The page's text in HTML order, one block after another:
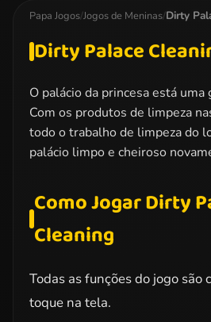
Papa Jogos/Jogos de Meninas/Dirty
Dirty Palace
O palácio da princesa está uma
Com os produtos de limpeza
todo o trabalho de limpeza do
palácio limpo e cheiroso
Como Jogar Dirty
Cleaning
Todas as funções do jogo são
toque na tela.